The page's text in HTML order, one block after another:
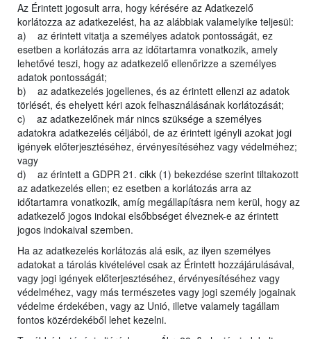
Az Érintett jogosult arra, hogy kérésére az Adatkezelő
korlátozza az adatkezelést, ha az alábbiak valamelyike teljesül:
a) az érintett vitatja a személyes adatok pontosságát, ez
esetben a korlátozás arra az időtartamra vonatkozik, amely
lehetővé teszi, hogy az adatkezelő ellenőrizze a személyes
adatok pontosságát;
b) az adatkezelés jogellenes, és az érintett ellenzi az adatok
törlését, és ehelyett kéri azok felhasználásának korlátozását;
c) az adatkezelőnek már nincs szüksége a személyes
adatokra adatkezelés céljából, de az érintett igényli azokat jogi
igények előterjesztéséhez, érvényesítéséhez vagy védelméhez;
vagy
d) az érintett a GDPR 21. cikk (1) bekezdése szerint tiltakozott
az adatkezelés ellen; ez esetben a korlátozás arra az
időtartamra vonatkozik, amíg megállapításra nem kerül, hogy az
adatkezelő jogos indokai elsőbbséget élveznek-e az érintett
jogos indokaival szemben.
Ha az adatkezelés korlátozás alá esik, az ilyen személyes
adatokat a tárolás kivételével csak az Érintett hozzájárulásával,
vagy jogi igények előterjesztéséhez, érvényesítéséhez vagy
védelméhez, vagy más természetes vagy jogi személy jogainak
védelme érdekében, vagy az Unió, illetve valamely tagállam
fontos közérdekéből lehet kezelni.